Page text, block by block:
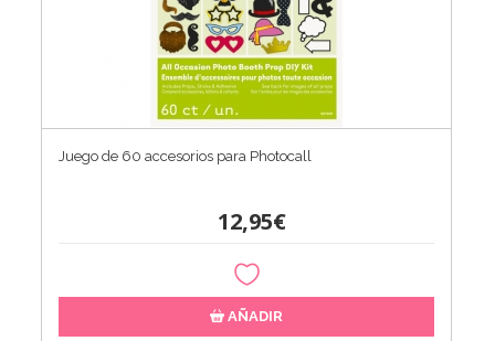
Juego de 60 accesorios para Photocall
12,95€
AÑADIR